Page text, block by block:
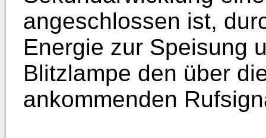
angeschlossen ist,
Energie zur Speisung
Blitzlampe den über
ankommenden